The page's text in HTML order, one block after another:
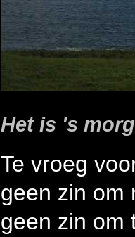
Het is 's
Te vroeg
geen zin om
geen zin om